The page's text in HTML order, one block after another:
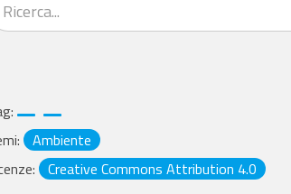
Ambiente
Creative Commons Attribution 4.0